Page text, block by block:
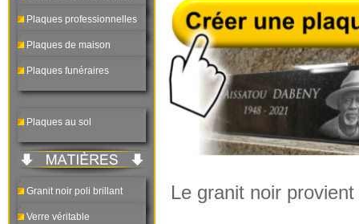
Plaques professionnelles
Plaques de maison
Plaques funéraires
Plaques au sol
Granit noir poli brillant
Verre véritable
Le granit noir